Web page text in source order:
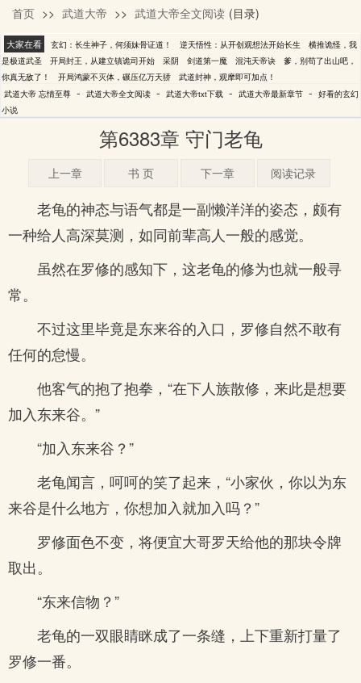
忘情至尊
首页 >> 武道大帝 >> 武道大帝全文阅读 (目录)
大家在看 玄幻：长生神子，何须妹骨证道！ 逆天悟性：从开创观想法开始长生
横推诡怪，我
是极道武圣
开局封王，从建立镇诡司开始 采阴 剑道第一魔 混沌天帝诀
爹，别苟了出山吧，
你真无敌了！
开局鸿蒙不灭体，碾压亿万天骄
武道封神，观摩即可加点！
武道大帝 忘情至尊 - 武道大帝全文阅读 - 武道大帝txt下载 - 武道大帝最新章节 - 好看的玄幻
小说
第6383章 守门老龟
上一章 书 页 下一章 阅读记录
老龟的神态与语气都是一副懒洋洋的姿态，颇有
一种给人高深莫测，如同前辈高人一般的感觉。
虽然在罗修的感知下，这老龟的修为也就一般寻
常。
不过这里毕竟是东来谷的入口，罗修自然不敢有
任何的怠慢。
他客气的抱了抱拳，“在下人族散修，来此是想要
加入东来谷。”
“加入东来谷？”
老龟闻言，呵呵的笑了起来，“小家伙，你以为东
来谷是什么地方，你想加入就加入吗？”
罗修面色不变，将便宜大哥罗天给他的那块令牌
取出。
“东来信物？”
老龟的一双眼睛眯成了一条缝，上下重新打量了
罗修一番。